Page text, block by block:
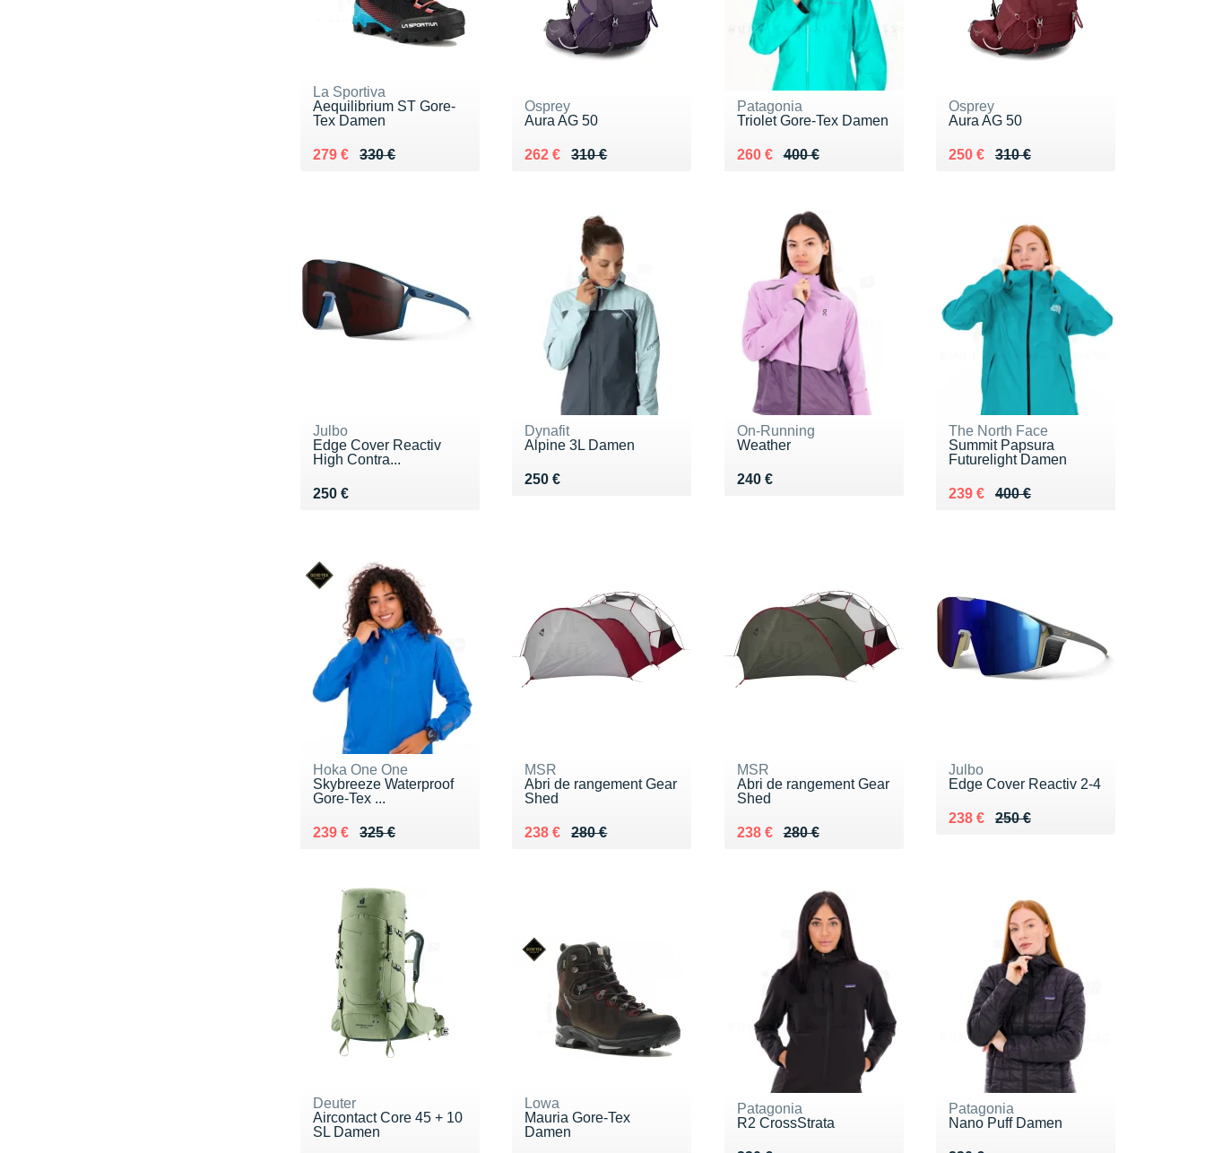
La Sportiva
Aequilibrium ST Gore-
Tex Damen
330 €
Au lieu de 330 €
279 €
Vendu 279 €
Osprey
Aura AG 50
310 €
Au lieu de 310 €
262 €
Vendu 262 €
Patagonia
Triolet Gore-Tex Damen
400 €
Au lieu de 400 €
260 €
Vendu 260 €
Osprey
Aura AG 50
310 €
Au lieu de 310 €
250 €
Vendu 250 €
Julbo
Edge Cover Reactiv
High Contra...
250 €
Vendu 250 €
Dynafit
Alpine 3L Damen
250 €
Vendu 250 €
On-Running
Weather
240 €
Vendu 240 €
The North Face
Summit Papsura
Futurelight Damen
400 €
Au lieu de 400 €
239 €
Vendu 239 €
Hoka One One
Skybreeze Waterproof
Gore-Tex ...
325 €
Au lieu de 325 €
239 €
Vendu 239 €
MSR
Abri de rangement Gear
Shed
280 €
Au lieu de 280 €
238 €
Vendu 238 €
MSR
Abri de rangement Gear
Shed
280 €
Au lieu de 280 €
238 €
Vendu 238 €
Julbo
Edge Cover Reactiv 2-4
250 €
Au lieu de 250 €
238 €
Vendu 238 €
Deuter
Aircontact Core 45 + 10
SL Damen
Lowa
Mauria Gore-Tex
Damen
Patagonia
R2 CrossStrata
Patagonia
Nano Puff Damen